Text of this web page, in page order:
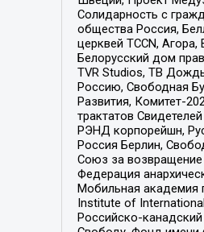
Солидарность с
общества Россия,
церквей TCCN,
Белорусский дом
TVR Studios, ТВ
Россию, Свободная
Развития, Комитет-
трактатов
РЭНД корпорейшн,
Россия Берлин,
Союз за возвращение
Федерация
Мобильная академия
Institute of
Российско-